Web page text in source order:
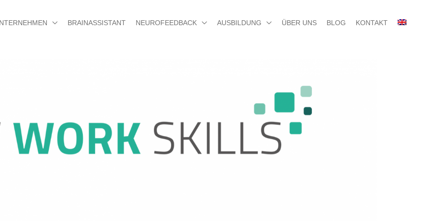
BRAINASSISTANT NEUROFEEDBACK AUSBILDUNG ÜBER UNS BLOG KONTAKT